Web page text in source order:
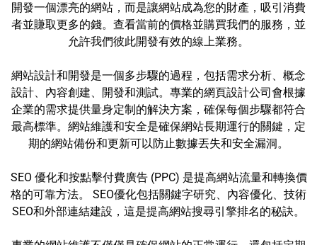
開發一個漂亮的網站，而是讓網站成為您的財產，吸引消費
者並賺取更多的錢。查看當前的價格並購買我們的服務，並
允許我們彼此開發有效的線上業務。
網站設計和開發是一個多步驟的過程，包括需求分析、概念
設計、內容創建、開發和測試。專業的網頁設計公司會根據
企業的需求提供量身定制的解決方案，確保每個步驟都符合
最高標準。網站維護和安全是確保網站長期運行的關鍵，定
期的網站備份和更新可以防止數據丟失和安全漏洞。
SEO 優化和按點擊付費廣告 (PPC) 是提高網站流量和轉換價
格的可靠方法。 SEO優化包括關鍵字研究、內容優化、技術
SEO和外部連結建設，這是提高網站搜尋引擎排名的秘訣。